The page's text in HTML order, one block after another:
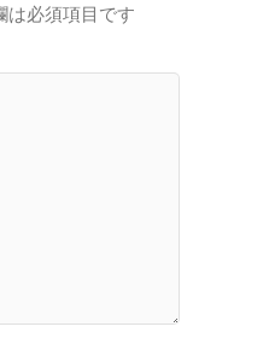
は必須項目です